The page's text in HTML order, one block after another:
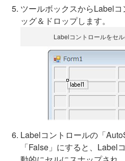
ツールボックスからLabel
ッグ＆ドロップします。
Labelコントロールをセ
Labelコントロールの「
「False」にすると、Label